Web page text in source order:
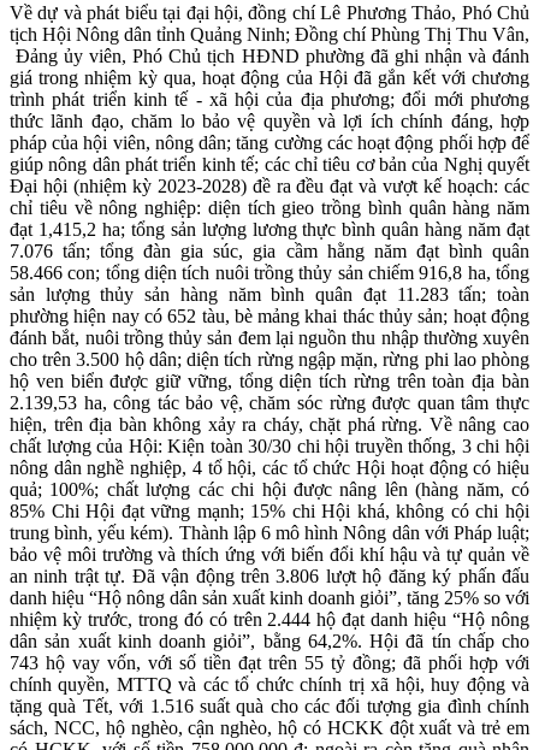
Về dự và phát biểu tại đại hội, đồng chí Lê Phương Thảo, Phó Chủ
tịch Hội Nông dân tỉnh Quảng Ninh; Đồng chí Phùng Thị Thu Vân,
Đảng ủy viên, Phó Chủ tịch HĐND phường đã ghi nhận và đánh
giá trong nhiệm kỳ qua, hoạt động của Hội đã gắn kết với chương
trình phát triển kinh tế - xã hội của địa phương; đổi mới phương
thức lãnh đạo, chăm lo bảo vệ quyền và lợi ích chính đáng, hợp
pháp của hội viên, nông dân; tăng cường các hoạt động phối hợp để
giúp nông dân phát triển kinh tế; các chỉ tiêu cơ bản của Nghị quyết
Đại hội (nhiệm kỳ 2023-2028) đề ra đều đạt và vượt kế hoạch: các
chỉ tiêu về nông nghiệp: diện tích gieo trồng bình quân hàng năm
đạt 1,415,2 ha; tổng sản lượng lương thực bình quân hàng năm đạt
7.076 tấn; tổng đàn gia súc, gia cầm hằng năm đạt bình quân
58.466 con; tổng diện tích nuôi trồng thủy sản chiếm 916,8 ha, tổng
sản lượng thủy sản hàng năm bình quân đạt 11.283 tấn; toàn
phường hiện nay có 652 tàu, bè mảng khai thác thủy sản; hoạt động
đánh bắt, nuôi trồng thủy sản đem lại nguồn thu nhập thường xuyên
cho trên 3.500 hộ dân; diện tích rừng ngập mặn, rừng phi lao phòng
hộ ven biển được giữ vững, tổng diện tích rừng trên toàn địa bàn
2.139,53 ha, công tác bảo vệ, chăm sóc rừng được quan tâm thực
hiện, trên địa bàn không xảy ra cháy, chặt phá rừng. Về nâng cao
chất lượng của Hội: Kiện toàn 30/30 chi hội truyền thống, 3 chi hội
nông dân nghề nghiệp, 4 tổ hội, các tổ chức Hội hoạt động có hiệu
quả; 100%; chất lượng các chi hội được nâng lên (hàng năm, có
85% Chi Hội đạt vững mạnh; 15% chi Hội khá, không có chi hội
trung bình, yếu kém). Thành lập 6 mô hình Nông dân với Pháp luật;
bảo vệ môi trường và thích ứng với biến đổi khí hậu và tự quản về
an ninh trật tự. Đã vận động trên 3.806 lượt hộ đăng ký phấn đấu
danh hiệu “Hộ nông dân sản xuất kinh doanh giỏi”, tăng 25% so với
nhiệm kỳ trước, trong đó có trên 2.444 hộ đạt danh hiệu “Hộ nông
dân sản xuất kinh doanh giỏi”, bằng 64,2%. Hội đã tín chấp cho
743 hộ vay vốn, với số tiền đạt trên 55 tỷ đồng; đã phối hợp với
chính quyền, MTTQ và các tổ chức chính trị xã hội, huy động và
tặng quà Tết, với 1.516 suất quà cho các đối tượng gia đình chính
sách, NCC, hộ nghèo, cận nghèo, hộ có HCKK đột xuất và trẻ em